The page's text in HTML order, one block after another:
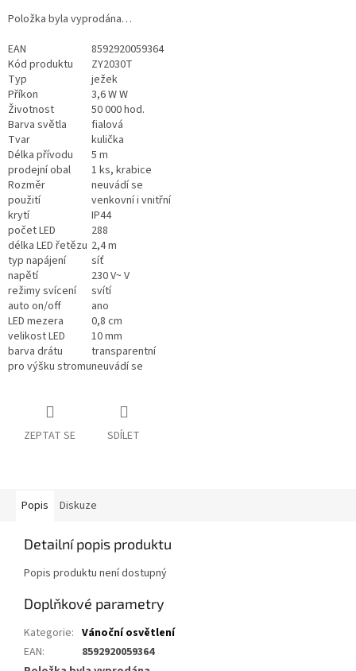
Položka byla vyprodána…
EAN
8592920059364
Kód produktu
ZY2030T
Typ
ježek
Příkon
3,6 W W
Životnost
50 000 hod.
Barva světla
fialová
Tvar
kulička
Délka přívodu
5 m
prodejní obal
1 ks, krabice
Rozměr
neuvádí se
použití
venkovní i vnitřní
krytí
IP44
počet LED
288
délka LED řetězu 2,4 m
typ napájení
síť
napětí
230 V~ V
režimy svícení
svítí
auto on/off
ano
LED mezera
0,8 cm
velikost LED
10 mm
barva drátu
transparentní
pro výšku stromuneuvádí se
ZEPTAT SE SDÍLET
Popis Diskuze
Detailní popis produktu
Popis produktu není dostupný
Doplňkové parametry
Kategorie: Vánoční osvětlení
EAN:
8592920059364